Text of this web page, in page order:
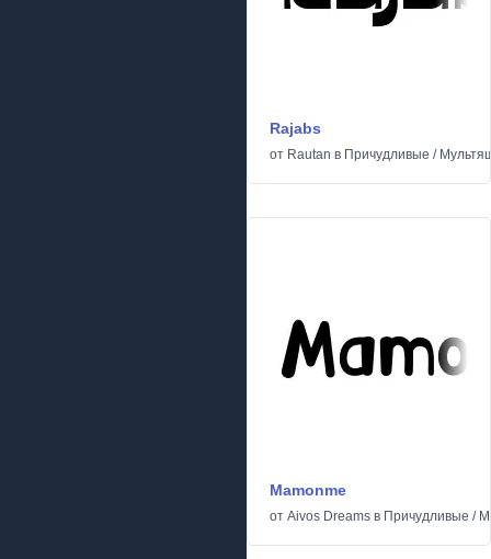
Rajabs
от Rautan в Причудливые /
Mamonme
от Aivos Dreams в Причудливые /